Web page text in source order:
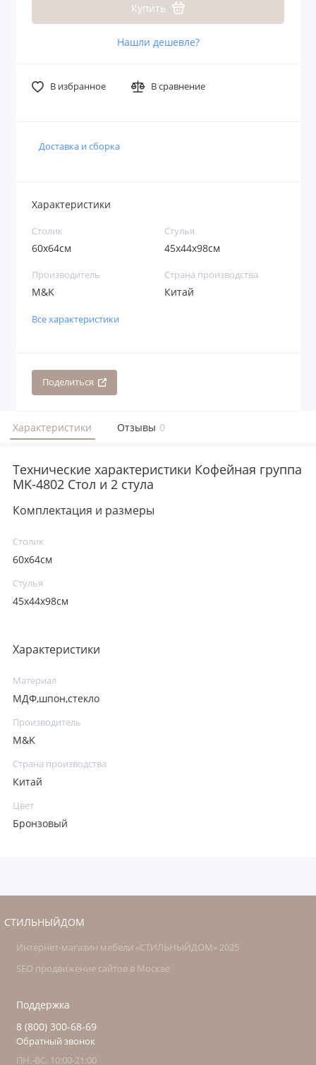
Купить
Нашли дешевле?
В избранное В сравнение
Доставка и сборка
Характеристики
Столик
60х64см
Стулья
45х44х98см
Производитель
M&K
Страна производства
Китай
Все характеристики
Поделиться
Характеристики Отзывы 0
Технические характеристики Кофейная группа
MK-4802 Стол и 2 стула
Комплектация и размеры
Столик
60х64см
Стулья
45х44х98см
Характеристики
Материал
МДФ,шпон,стекло
Производитель
M&K
Страна производства
Китай
Цвет
Бронзовый
СТИЛЬНЫЙДОМ
Интернет-магазин мебели «СТИЛЬНЫЙДОМ» 2025
SEO продвижение сайтов в Москве
Поддержка
8 (800) 300-68-69
Обратный звонок
ПН.-ВС. 10:00-21:00